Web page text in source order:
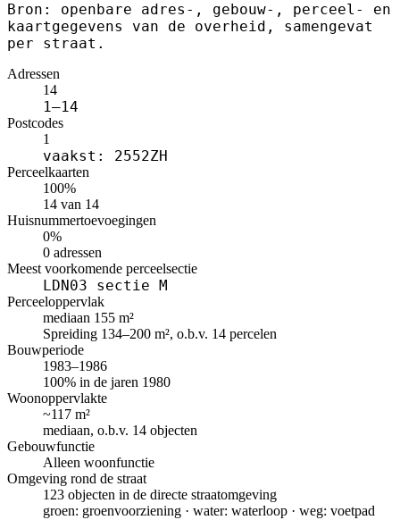
Bron: openbare adres-, gebouw-, perceel- en
kaartgegevens van de overheid, samengevat
per straat.
Adressen
14
1–14
Postcodes
1
vaakst: 2552ZH
Perceelkaarten
100%
14 van 14
Huisnummertoevoegingen
0%
0 adressen
Meest voorkomende perceelsectie
LDN03 sectie M
Perceeloppervlak
mediaan 155 m²
Spreiding 134–200 m², o.b.v. 14 percelen
Bouwperiode
1983–1986
100% in de jaren 1980
Woonoppervlakte
~117 m²
mediaan, o.b.v. 14 objecten
Gebouwfunctie
Alleen woonfunctie
Omgeving rond de straat
123 objecten in de directe straatomgeving
groen: groenvoorziening · water: waterloop · weg: voetpad